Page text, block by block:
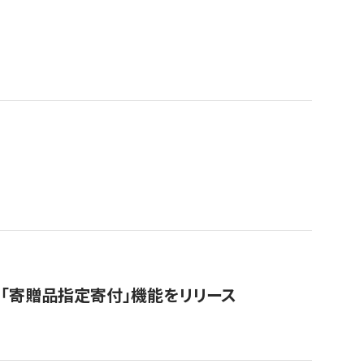
贈品指定寄付」機能をリリース